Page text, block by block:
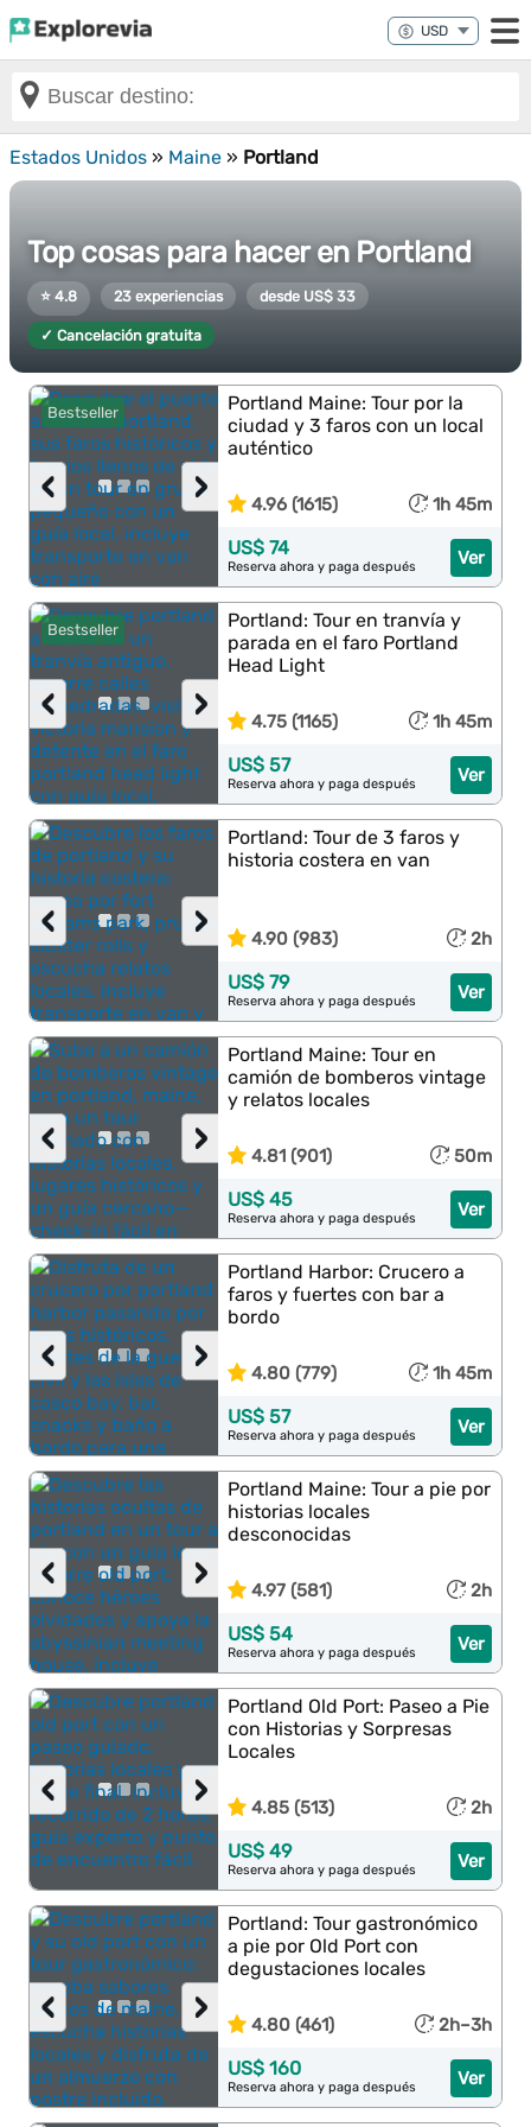
Estados Unidos » Maine » Portland
Top cosas para hacer en Portland
⭐ 4.8 23 experiencias desde US$ 33
✓ Cancelación gratuita
Bestseller
›
‹
Portland Maine: Tour por la
ciudad y 3 faros con un local
auténtico
4.96 (1615) 1h 45m
Ver
US$ 74
Reserva ahora y paga después
Bestseller
›
‹
Portland: Tour en tranvía y
parada en el faro Portland
Head Light
4.75 (1165) 1h 45m
Ver
US$ 57
Reserva ahora y paga después
›
‹
Portland: Tour de 3 faros y
historia costera en van
4.90 (983) 2h
Ver
US$ 79
Reserva ahora y paga después
›
‹
Portland Maine: Tour en
camión de bomberos vintage
y relatos locales
4.81 (901) 50m
Ver
US$ 45
Reserva ahora y paga después
›
‹
Portland Harbor: Crucero a
faros y fuertes con bar a
bordo
4.80 (779) 1h 45m
Ver
US$ 57
Reserva ahora y paga después
›
‹
Portland Maine: Tour a pie por
historias locales
desconocidas
4.97 (581) 2h
Ver
US$ 54
Reserva ahora y paga después
›
‹
Portland Old Port: Paseo a Pie
con Historias y Sorpresas
Locales
4.85 (513) 2h
Ver
US$ 49
Reserva ahora y paga después
›
‹
Portland: Tour gastronómico
a pie por Old Port con
degustaciones locales
4.80 (461) 2h–3h
Ver
US$ 160
Reserva ahora y paga después